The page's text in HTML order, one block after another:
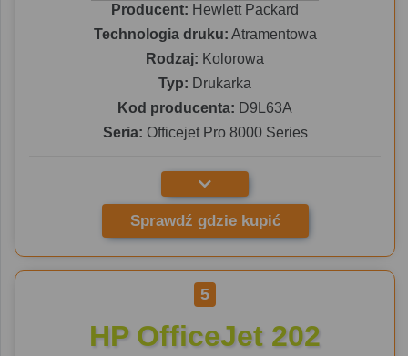
Producent: Hewlett Packard
Technologia druku: Atramentowa
Rodzaj: Kolorowa
Typ: Drukarka
Kod producenta: D9L63A
Seria: Officejet Pro 8000 Series
Sprawdź gdzie kupić
5
HP OfficeJet 202